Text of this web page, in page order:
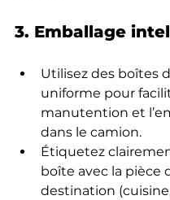
3. Emballage
Utilisez des boîtes
uniforme pour
manutention et
dans le camion.
Étiquetez
boîte avec la pièce
destination